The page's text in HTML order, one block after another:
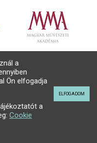
a
Ön elfogadja
a
Cookie
ELFOGADOM